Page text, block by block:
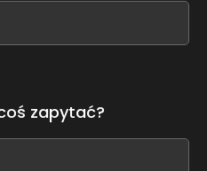
zapytać?